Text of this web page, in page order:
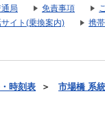
局 免責事項
イト(乗換案内)
携
時刻表 ＞ 市場橋 系